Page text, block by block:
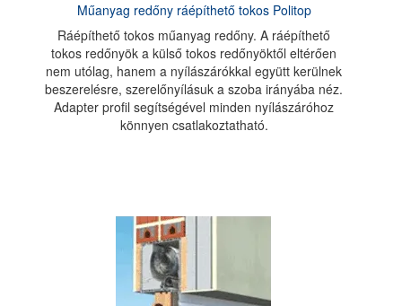
Műanyag redőny ráépíthető tokos Politop
Ráépíthető tokos műanyag redőny. A ráépíthető
tokos redőnyök a külső tokos redőnyöktől eltérően
nem utólag, hanem a nyílászárókkal együtt kerülnek
beszerelésre, szerelőnyílásuk a szoba irányába néz.
Adapter profil segítségével minden nyílászáróhoz
könnyen csatlakoztatható.